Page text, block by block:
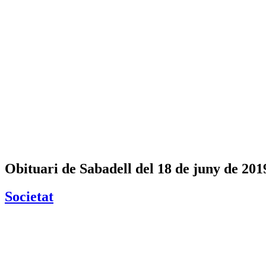
Obituari de Sabadell del 18 de juny de
Societat